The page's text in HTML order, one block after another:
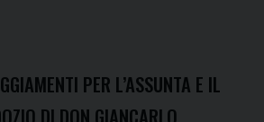
PER L’ASSUNTA E IL
DI DON GIANCARLO